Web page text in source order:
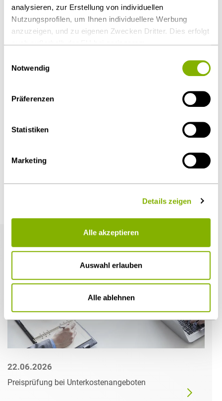
analysieren, zur Erstellung von individuellen
Nutzungsprofilen, um Ihnen individuellere Werbung
anzuzeigen, und zu eigenen Zwecken Dritter. Dies erfolgt
auch außerhalb der EU bei geringerem
Regelungen das Risiko des staatlichen Zugriffs &
auszuschließen ist. Sie können Ihre Einwilligung jederzeit
über dieCookie-Einstellungen
widerrufen oder ändern.
Notwendig
Präferenzen
Statistiken
Marketing
Details zeigen
Alle akzeptieren
Auswahl erlauben
Alle ablehnen
Download Volltext
Als PDF herunterladen
Öffentlicher Sektor und Vergabe
22.06.2026
Preisprüfung bei Unterkostenangeboten